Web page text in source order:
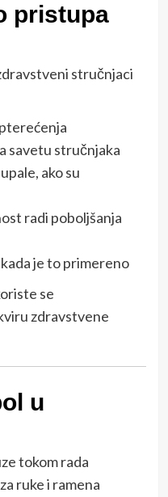
pristupa
stručnjaci
savetu stručnjaka
ako su
radi poboljšanja
je to primereno
se
zdravstvene
u
tokom rada
ruke i ramena